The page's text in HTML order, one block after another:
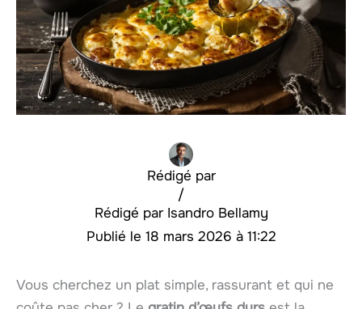
Rédigé par
Isandro Bellamy
/
18 mars 2026 à 11:22
Vous cherchez un plat simple, rassurant et qui ne